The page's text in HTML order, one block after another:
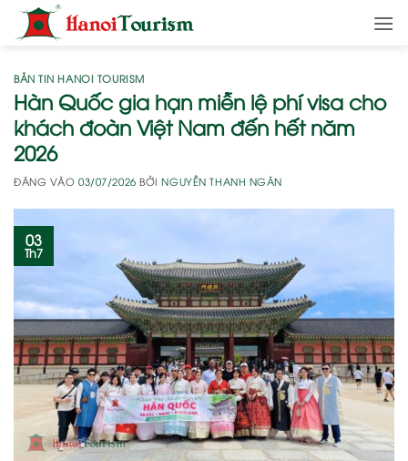
qua
dungBẢN TIN HANOI TOURISM
Hàn Quốc gia hạn miễn lệ phí visa cho
khách đoàn Việt Nam đến hết năm
2026
ĐĂNG VÀO03/07/2026 BỞINGUYỄN THANH NGÂN
03
Th7